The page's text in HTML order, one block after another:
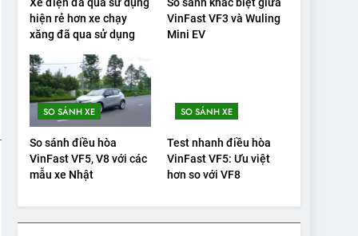
hiện rẻ hơn xe chạy
xăng đã qua sử dụng
VinFast VF3 và Wuling
Mini EV
SO SÁNH XE
So sánh điều hòa
VinFast VF5, V8 với các
mẫu xe Nhật
SO SÁNH XE
Test nhanh điều hòa
VinFast VF5: Ưu việt
hơn so với VF8
19
VinFast VF9 có gì để cạnh
tranh với các xe xăng
cùng tầm giá?
ĐÁNH GIÁ XE
20
Đánh giá: Người đam mê
xe điện Hyundai Ioniq 5 N
2025 cho thấy đáng để
ĐÁNH GIÁ XE
Xe tốt nhất để mua năm